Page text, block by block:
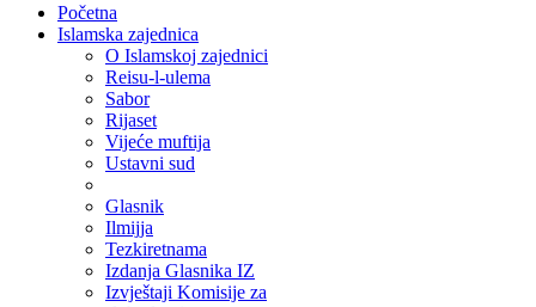
Početna
Islamska zajednica
O Islamskoj zajednici
Reisu-l-ulema
Sabor
Rijaset
Vijeće muftija
Ustavni sud
Glasnik
Ilmijja
Tezkiretnama
Izdanja Glasnika IZ
Izvještaji Komisije za